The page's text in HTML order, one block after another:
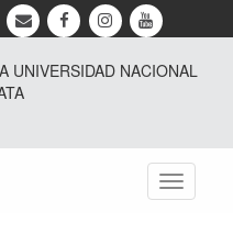
UNIVERSIDAD NACIONAL
Toggle